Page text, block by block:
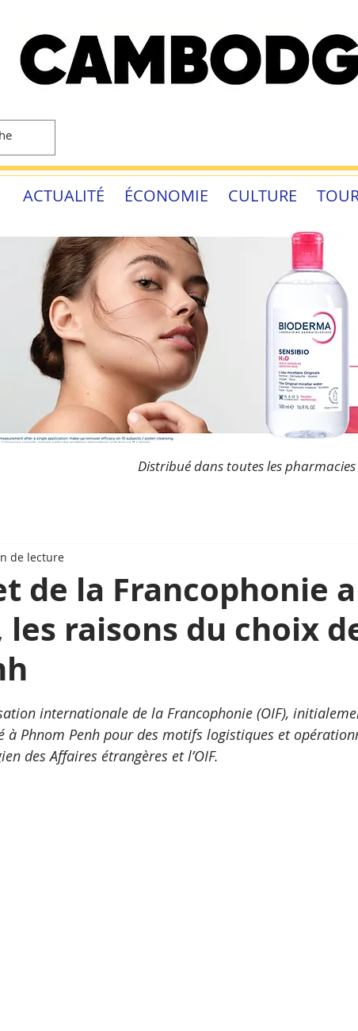
ACTUALITÉ ÉCONOMIE CULTURE
Distribué dans toutes les
de la Francophonie
les raisons du choix
de lecture
internationale de la Francophonie (OIF),
à Phnom Penh pour des motifs logistiques et
des Affaires étrangères et l’OIF.